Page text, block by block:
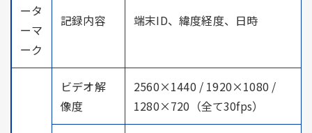
ータ
ーマ
ーク
記録内容 端末ID、緯度経度、日時
ビデオ解
像度
2560×1440 / 1920×1080 /
1280×720（全て30fps）